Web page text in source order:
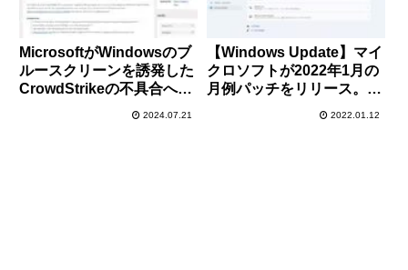
MicrosoftがWindowsのブ
ルースクリーンを誘発した
CrowdStrikeの不具合への
2024.07.21
【Windows Update】マイ
クロソフトが2022年1月の
月例パッチをリリース。6
2022.01.12